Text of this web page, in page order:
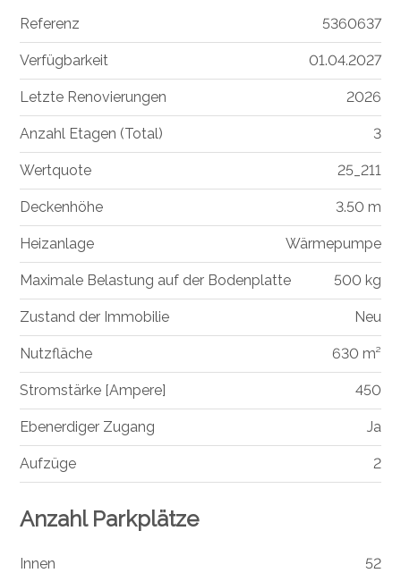
Referenz 5360637
Verfügbarkeit 01.04.2027
Letzte Renovierungen 2026
Anzahl Etagen (Total) 3
Wertquote 25_211
Deckenhöhe 3.50 m
Heizanlage Wärmepumpe
Maximale Belastung auf der Bodenplatte 500 kg
Zustand der Immobilie Neu
Nutzfläche 630 m²
Stromstärke [Ampere] 450
Ebenerdiger Zugang Ja
Aufzüge 2
Anzahl Parkplätze
Innen 52